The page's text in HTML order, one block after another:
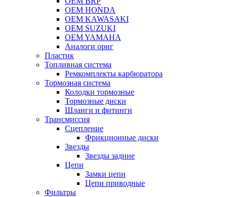
OEM HONDA
OEM KAWASAKI
OEM SUZUKI
OEM YAMAHA
Аналоги ориг
Пластик
Топливная система
Ремкомплекты карбюратора
Тормозная система
Колодки тормозные
Тормозные диски
Шланги и фитинги
Трансмиссия
Cцепление
Фрикционные диски
Звезды
Звезды задние
Цепи
Замки цепи
Цепи приводные
Фильтры